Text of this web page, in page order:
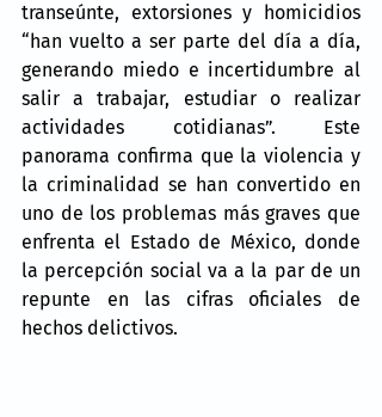
transeúnte, extorsiones y homicidios
“han vuelto a ser parte del día a día,
generando miedo e incertidumbre al
salir a trabajar, estudiar o realizar
actividades cotidianas”. Este
panorama confirma que la violencia y
la criminalidad se han convertido en
uno de los problemas más graves que
enfrenta el Estado de México, donde
la percepción social va a la par de un
repunte en las cifras oficiales de
hechos delictivos.